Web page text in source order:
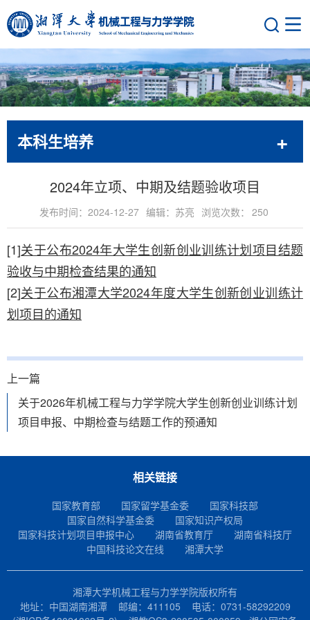
本科生培养
2024年立项、中期及结题验收项目
发布时间：2024-12-27 编辑：苏亮 浏览次数： 250
[1]关于公布2024年大学生创新创业训练计划项目结题
验收与中期检查结果的通知
[2]关于公布湘潭大学2024年度大学生创新创业训练计
划项目的通知
上一篇
关于2026年机械工程与力学学院大学生创新创业训练计划
项目申报、中期检查与结题工作的预通知
相关链接
国家教育部 国家留学基金委
国家科技部
国家自然科学基金委
国家知识产权局
国家科技计划项目申报中心
湖南省教育厅
湖南省科技厅
中国科技论文在线
湘潭大学
湘潭大学机械工程与力学学院版权所有
地址：中国湖南湘潭 邮编：411105 电话：0731-58292209